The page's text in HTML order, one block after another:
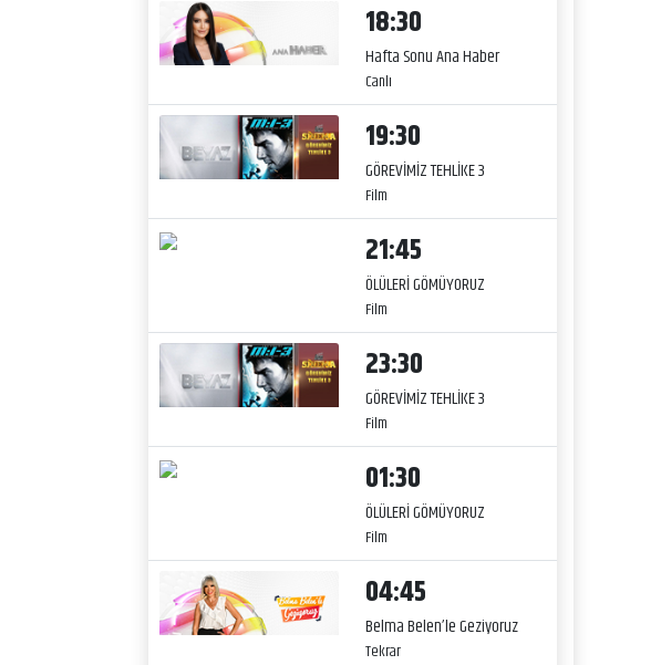
18:30
Hafta Sonu Ana Haber
Canlı
19:30
GÖREVİMİZ TEHLİKE 3
Film
21:45
ÖLÜLERİ GÖMÜYORUZ
Film
23:30
GÖREVİMİZ TEHLİKE 3
Film
01:30
ÖLÜLERİ GÖMÜYORUZ
Film
04:45
Belma Belen’le Geziyoruz
Tekrar